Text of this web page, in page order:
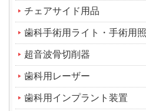
チェアサイド用品
歯科手術用ライト・手術用
超音波骨切削器
歯科用レーザー
歯科用インプラント装置